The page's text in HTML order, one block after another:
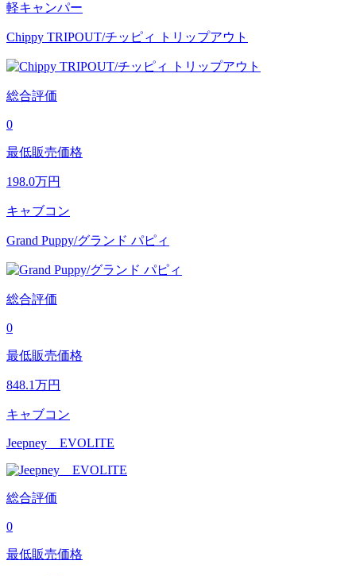
軽キャンパー
Chippy TRIPOUT/チッピィ トリップアウト
総合評価
0
最低販売価格
198.0万円
キャブコン
Grand Puppy/グランド パピィ
総合評価
0
最低販売価格
848.1万円
キャブコン
Jeepney EVOLITE
総合評価
0
最低販売価格